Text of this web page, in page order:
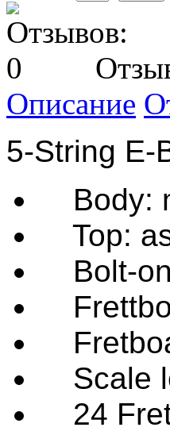
Описание
5-String E-
Body:
Top:
Bolt-on
Scale
24